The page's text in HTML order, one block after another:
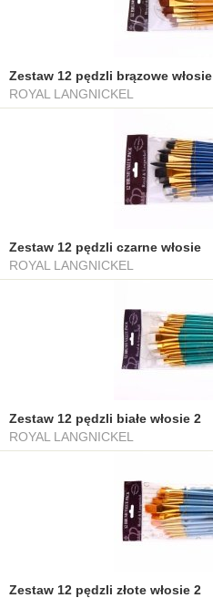
Zestaw 12 pędzli brązowe włosie
ROYAL LANGNICKEL
Zestaw 12 pędzli czarne włosie
ROYAL LANGNICKEL
Zestaw 12 pędzli białe włosie 2
ROYAL LANGNICKEL
Zestaw 12 pędzli złote włosie 2